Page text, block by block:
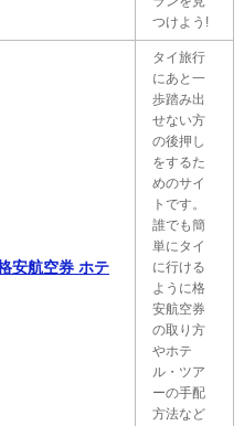
つけよう!
安航空券 ホテ
タイ旅行
にあと一
歩踏み出
せない方
の後押し
をするた
めのサイ
トです。
誰でも簡
単にタイ
に行ける
ように格
安航空券
の取り方
やホテ
ル・ツア
ーの手配
方法など